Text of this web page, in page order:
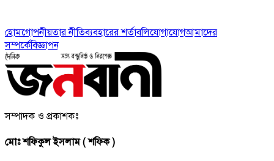
হোমগোপনীয়তার নীতিব্যবহারের শর্তাবলিযোগাযোগআমাদের
সম্পর্কেবিজ্ঞাপন
সম্পাদক ও প্রকাশকঃ
মোঃ শফিকুল ইসলাম ( শফিক )